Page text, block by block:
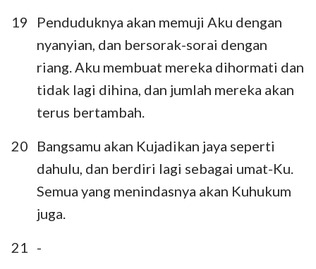
19
Penduduknya akan memuji Aku dengan
nyanyian, dan bersorak-sorai dengan
riang. Aku membuat mereka dihormati dan
tidak lagi dihina, dan jumlah mereka akan
terus bertambah.
20
Bangsamu akan Kujadikan jaya seperti
dahulu, dan berdiri lagi sebagai umat-Ku.
Semua yang menindasnya akan Kuhukum
juga.
21
-